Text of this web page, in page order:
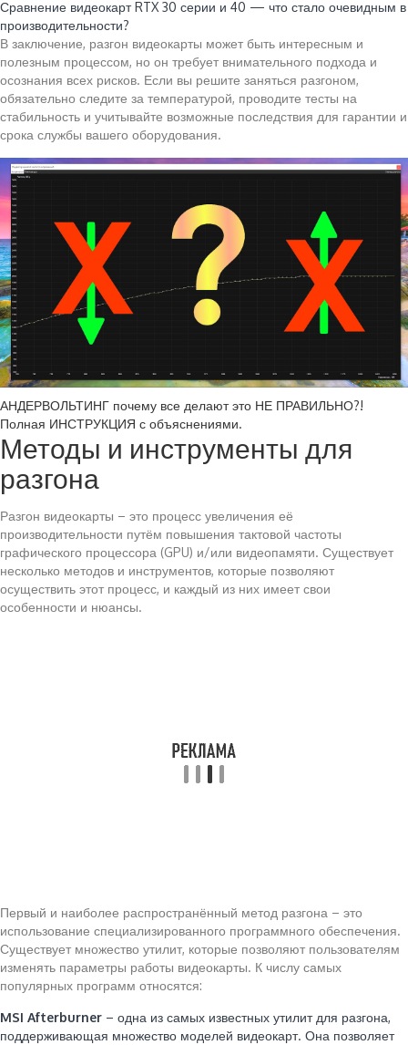
Сравнение видеокарт RTX 30 серии и 40 — что стало очевидным в
производительности?
В заключение, разгон видеокарты может быть интересным и
полезным процессом, но он требует внимательного подхода и
осознания всех рисков. Если вы решите заняться разгоном,
обязательно следите за температурой, проводите тесты на
стабильность и учитывайте возможные последствия для гарантии и
срока службы вашего оборудования.
АНДЕРВОЛЬТИНГ почему все делают это НЕ ПРАВИЛЬНО?!
Полная ИНСТРУКЦИЯ с объяснениями.
Методы и инструменты для
разгона
Разгон видеокарты – это процесс увеличения её
производительности путём повышения тактовой частоты
графического процессора (GPU) и/или видеопамяти. Существует
несколько методов и инструментов, которые позволяют
осуществить этот процесс, и каждый из них имеет свои
особенности и нюансы.
Первый и наиболее распространённый метод разгона – это
использование специализированного программного обеспечения.
Существует множество утилит, которые позволяют пользователям
изменять параметры работы видеокарты. К числу самых
популярных программ относятся:
MSI Afterburner – одна из самых известных утилит для разгона,
поддерживающая множество моделей видеокарт. Она позволяет